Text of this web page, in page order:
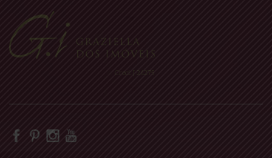
Creci: J-24275